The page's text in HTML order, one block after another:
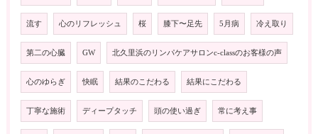
流す 心のリフレッシュ 桜 膝下〜足先 5月病 冷え取り
第二の心臓 GW 北久里浜のリンパケアサロンc-classのお客様の声
心のゆらぎ 快眠 結果のこだわる 結果にこだわる
丁寧な施術 ディープタッチ 頭の使い過ぎ 常に考え事